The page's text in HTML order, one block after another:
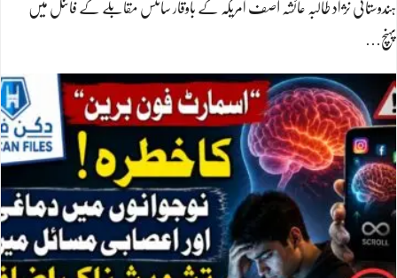
ہندوستانی نژاد طالبہ عائشہ آصف امریکہ کے باوقار سائنس مقابلے کے فائنل میں
پہنچ…